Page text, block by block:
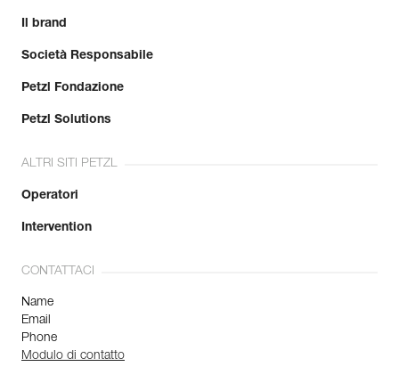
Il brand
Società Responsabile
Petzl Fondazione
Petzl Solutions
ALTRI SITI PETZL
Operatori
Intervention
CONTATTACI
Name
Email
Phone
Modulo di contatto